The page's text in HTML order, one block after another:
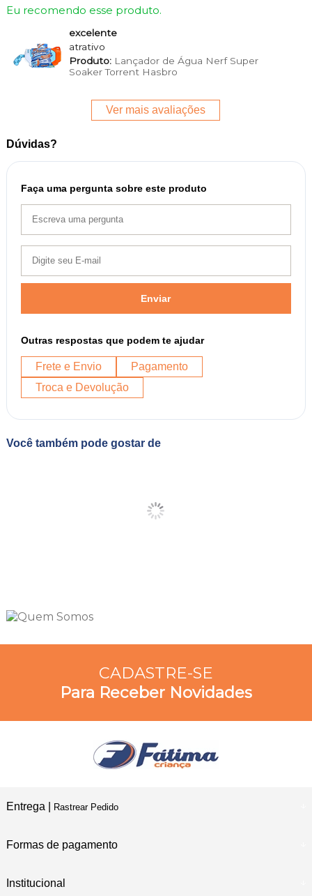
Eu recomendo esse produto.
excelente
atrativo
Produto:Lançador de Água Nerf Super
Soaker Torrent Hasbro
Ver mais avaliações
Dúvidas?
Faça uma pergunta sobre este produto
Enviar
Outras respostas que podem te ajudar
Frete e Envio
Pagamento
Troca e Devolução
Você também pode gostar de
CADASTRE-SE
Para Receber Novidades
Entrega | Rastrear Pedido
Formas de pagamento
Institucional